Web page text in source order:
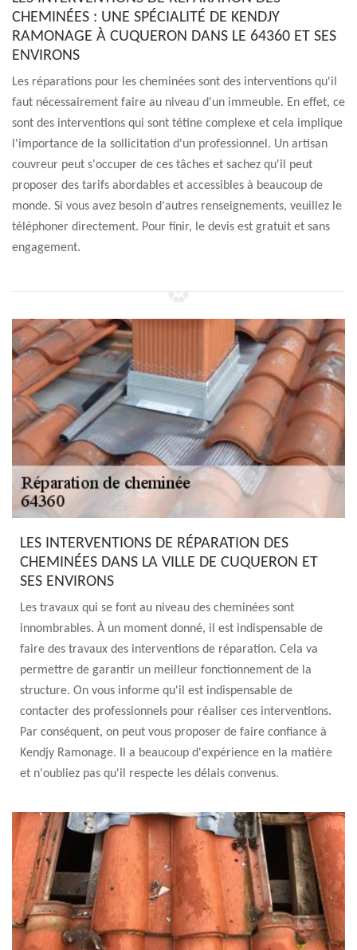
CHEMINÉES : UNE SPÉCIALITÉ DE KENDJY
RAMONAGE À CUQUERON DANS LE 64360 ET SES
ENVIRONS
Les réparations pour les cheminées sont des interventions qu'il
faut nécessairement faire au niveau d'un immeuble. En effet, ce
sont des interventions qui sont tétine complexe et cela implique
l'importance de la sollicitation d'un professionnel. Un artisan
couvreur peut s'occuper de ces tâches et sachez qu'il peut
proposer des tarifs abordables et accessibles à beaucoup de
monde. Si vous avez besoin d'autres renseignements, veuillez le
téléphoner directement. Pour finir, le devis est gratuit et sans
engagement.
LES INTERVENTIONS DE RÉPARATION DES
CHEMINÉES DANS LA VILLE DE CUQUERON ET
SES ENVIRONS
Les travaux qui se font au niveau des cheminées sont
innombrables. À un moment donné, il est indispensable de
faire des travaux des interventions de réparation. Cela va
permettre de garantir un meilleur fonctionnement de la
structure. On vous informe qu'il est indispensable de
contacter des professionnels pour réaliser ces interventions.
Par conséquent, on peut vous proposer de faire confiance à
Kendjy Ramonage. Il a beaucoup d'expérience en la matière
et n'oubliez pas qu'il respecte les délais convenus.